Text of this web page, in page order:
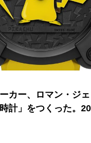
カー、ロマン・ジ
計」をつくった。